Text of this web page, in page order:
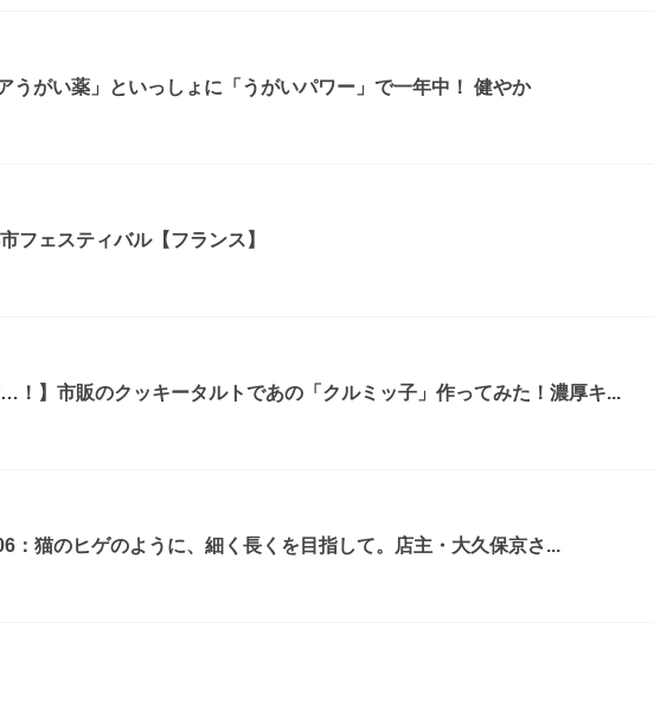
うがい薬」といっしょに「うがいパワー」で一年中！ 健やか
フェスティバル【フランス】
…！】市販のクッキータルトであの「クルミッ子」作ってみた！濃厚キ...
：猫のヒゲのように、細く長くを目指して。店主・大久保京さ...